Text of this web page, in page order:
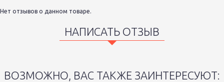
Нет отзывов о данном товаре.
НАПИСАТЬ ОТЗЫВ
ВОЗМОЖНО, ВАС ТАКЖЕ ЗАИНТЕРЕСУЮТ: